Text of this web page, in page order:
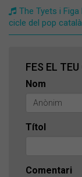
The Tyets i
cicle del pop català
FES EL
Nom
Títol
Comentari